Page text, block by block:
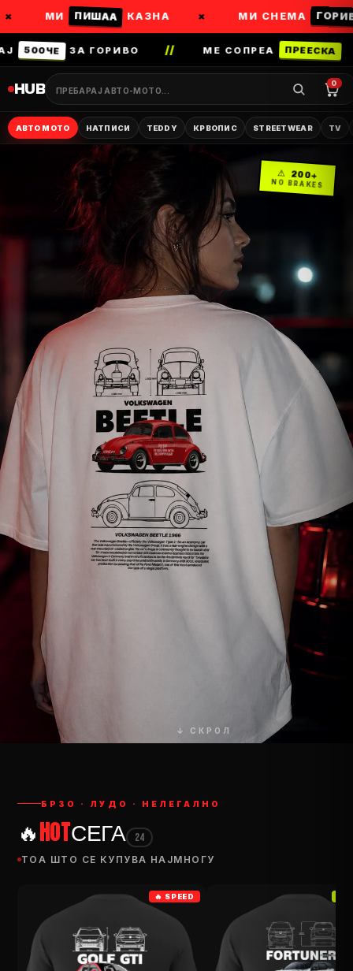
ПИШАА КАЗНА × МИ СНЕМА ГОРИВО
ДАЈ 500ЧЕ ЗА ГОРИВО МЕ СОПРЕА
HUB 0
АВТО МОТО НАТПИСИ TEDDY КРВОПИС STREETWEAR TV
⚠ 200+
NO BRAKES
↓ СКРОЛ
БРЗО · ЛУДО · НЕЛЕГАЛНО
🔥HOTСЕГА 24
ТОА ШТО СЕ КУПУВА НАЈМНОГУ
🔥 SPEED